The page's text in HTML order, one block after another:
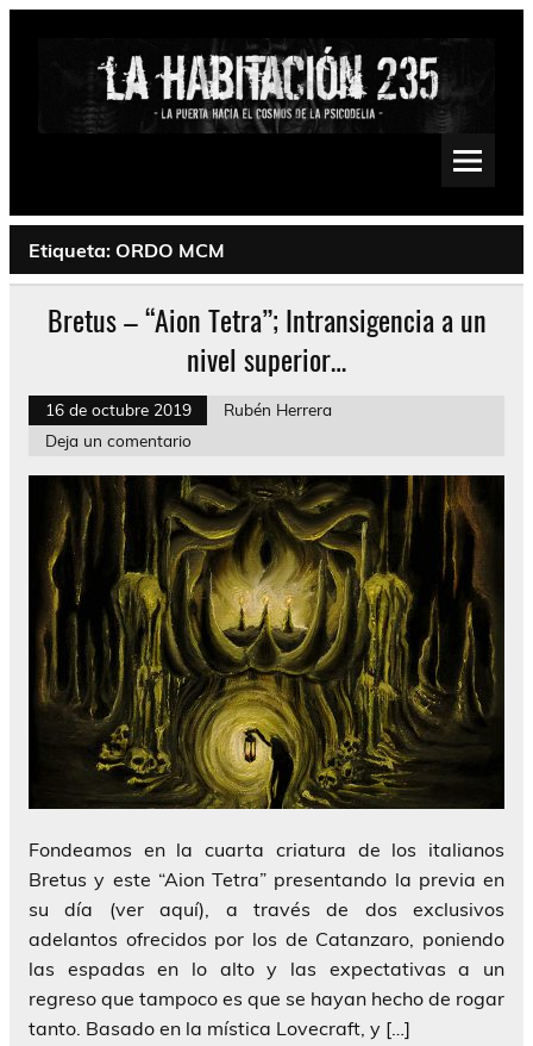
Saltar
Psychedelic, Stoner, Doom, Sludge, Fuzz, Space, Drone
Etiqueta: ORDO MCM
Bretus – “Aion Tetra”; Intransigencia a un
nivel superior…
16 de octubre 2019
Rubén Herrera
Deja un comentario
Fondeamos en la cuarta criatura de los italianos
Bretus y este “Aion Tetra” presentando la previa en
su día (ver aquí), a través de dos exclusivos
adelantos ofrecidos por los de Catanzaro, poniendo
las espadas en lo alto y las expectativas a un
regreso que tampoco es que se hayan hecho de rogar
tanto. Basado en la mística Lovecraft, y […]